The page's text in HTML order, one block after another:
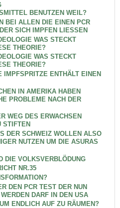
BENUTZEN WEIL?
BEI ALLEN DIE EINEN PCR
SICH IMPFEN LIESSEN
WAS STECKT
THEORIE?
WAS STECKT
THEORIE?
IMPFSPRITZE ENTHÄLT EINEN
IN AMERIKA HABEN
PROBLEME NACH DER
WEG DES ERWACHSEN
STIFTEN
DER SCHWEIZ WOLLEN ALSO
NUTZEN UM DIE ASURAS
DIE VOLKSVERBLÖDUNG
NR.35
DEN PCR TEST DER NUN
DARF IN DEN USA
ENDLICH AUF ZU RÄUMEN?